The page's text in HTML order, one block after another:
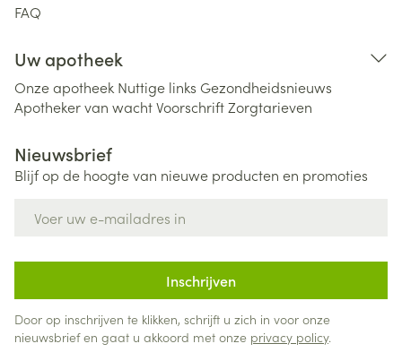
FAQ
Uw apotheek
Onze apotheek Nuttige links Gezondheidsnieuws
Apotheker van wachtVoorschriftZorgtarieven
Nieuwsbrief
Blijf op de hoogte van nieuwe producten en promoties
Inschrijven
Door op inschrijven te klikken, schrijft u zich in voor onze
nieuwsbrief en gaat u akkoord met onze privacy policy.